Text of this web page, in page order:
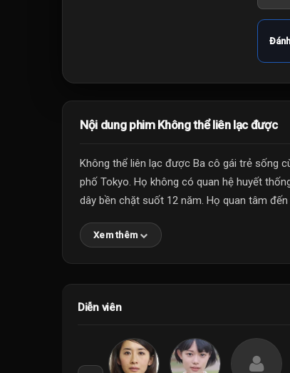
Nội dung phim Không thể liên lạc được
Không thể liên lạc được Ba cô gái trẻ sống
phố Tokyo. Họ không có quan hệ huyết
dây bền chặt suốt 12 năm. Họ quan tâm đến
Xem thêm
Diễn viên